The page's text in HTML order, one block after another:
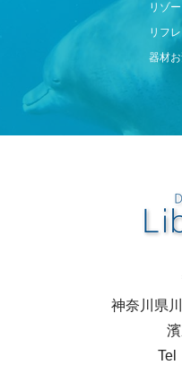
リゾ
リフ
器材
神奈川県
Tel